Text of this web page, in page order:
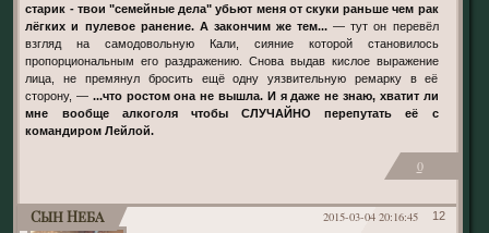
старик - твои "семейные дела" убьют меня от скуки раньше чем рак
лёгких и пулевое ранение. А закончим же тем... — тут он перевёл
взгляд на самодовольную Кали, сияние которой становилось
пропорциональным его раздражению. Снова выдав кислое выражение
лица, не премянул бросить ещё одну уязвительную ремарку в её
сторону, — ...что ростом она не вышла. И я даже не знаю, хватит ли
мне вообще алкоголя чтобы СЛУЧАЙНО перепутать её с
командиром Лейлой.
0
12
2015-03-04 20:16:45
Сын Неба